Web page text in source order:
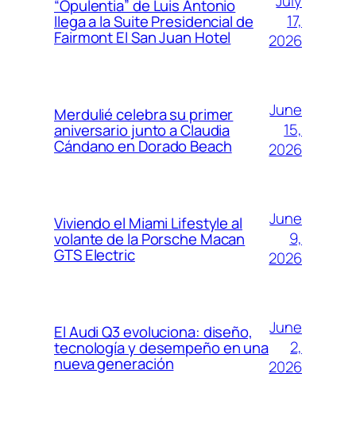
“Opulentia” de Luis Antonio
llega a la Suite Presidencial de
Fairmont El San Juan Hotel
17,
2026
Merdulié celebra su primer
aniversario junto a Claudia
Cándano en Dorado Beach
June
15,
2026
Viviendo el Miami Lifestyle al
volante de la Porsche Macan
GTS Electric
June
9,
2026
El Audi Q3 evoluciona: diseño,
tecnología y desempeño en una
nueva generación
June
2,
2026